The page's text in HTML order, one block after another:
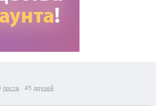
поста 45 друзей